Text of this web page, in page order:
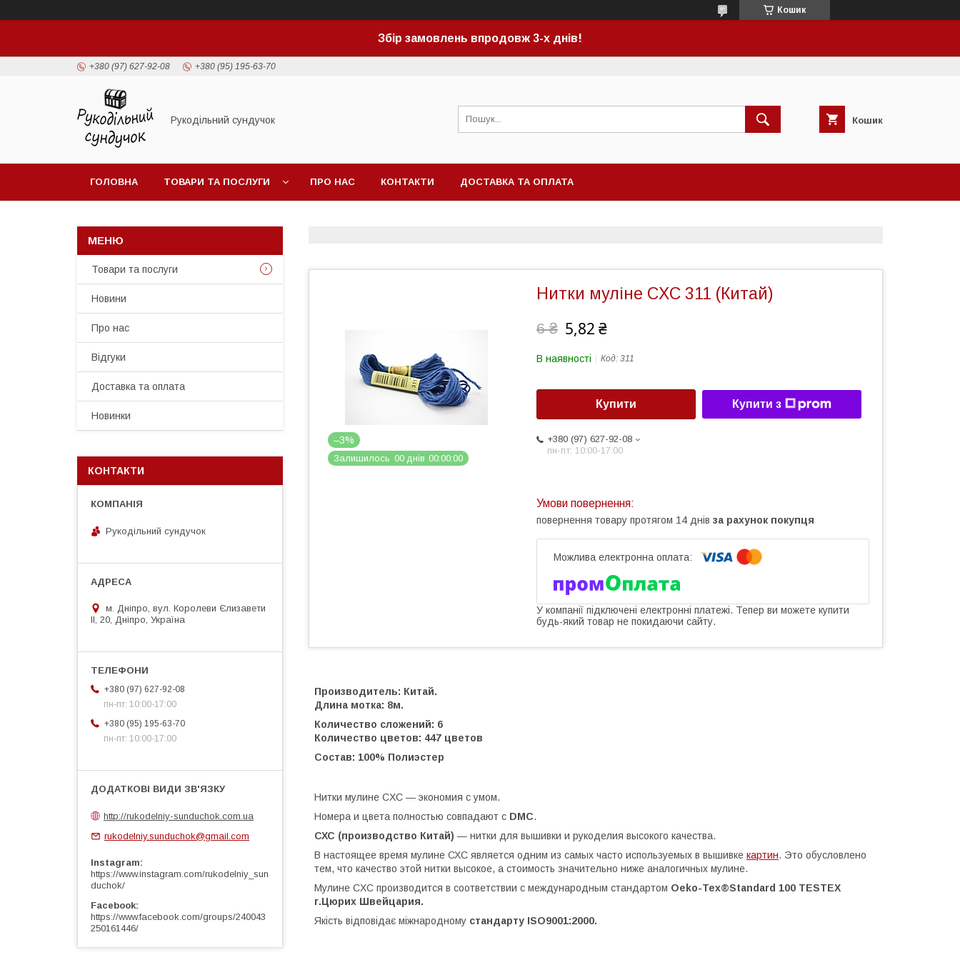
Кошик
Збір замовлень впродовж 3-х днів!
+380 (97) 627-92-08 +380 (95) 195-63-70
Рукодільний сундучок Кошик
ГОЛОВНА ТОВАРИ ТА ПОСЛУГИ ПРО НАС КОНТАКТИ ДОСТАВКА ТА ОПЛАТА
–3%
Залишилось 00 днів 00 00 00
Нитки муліне CXC 311 (Китай)
6 ₴ 5,82 ₴
В наявності Код: 311
Купити Купити з
+380 (97) 627-92-08
пн-пт: 10:00-17:00
повернення товару протягом 14 днів за рахунок покупця
У компанії підключені електронні платежі. Тепер ви можете купити
будь-який товар не покидаючи сайту.
Производитель: Китай.
Длина мотка: 8м.
Количество сложений: 6
Количество цветов: 447 цветов
Состав: 100% Полиэстер
Нитки мулине CXC ― экономия с умом.
Номера и цвета полностью совпадают с DMC.
СХС (производство Китай) ― нитки для вышивки и рукоделия высокого качества.
В настоящее время мулине СХС является одним из самых часто используемых в вышивке картин. Это обусловлено
тем, что качество этой нитки высокое, а стоимость значительно ниже аналогичных мулине.
Мулине CXC производится в соответствии с международным стандартом Oeko-Tex®Standard 100 TESTEX
г.Цюрих Швейцария.
Якість відповідає міжнародному стандарту ISO9001:2000.
Товари та послуги
Новини
Про нас
Відгуки
Доставка та оплата
Новинки
КОНТАКТИ
Рукодільний сундучок
м. Дніпро, вул. Королеви Єлизавети
ІІ, 20, Дніпро, Україна
+380 (97) 627-92-08
пн-пт: 10:00-17:00
+380 (95) 195-63-70
пн-пт: 10:00-17:00
http://rukodelniy-sunduchok.com.ua
rukodelniy.sunduchok@gmail.com
Instagram
https://www.instagram.com/rukodelniy_sun
duchok/
Facebook
https://www.facebook.com/groups/240043
250161446/